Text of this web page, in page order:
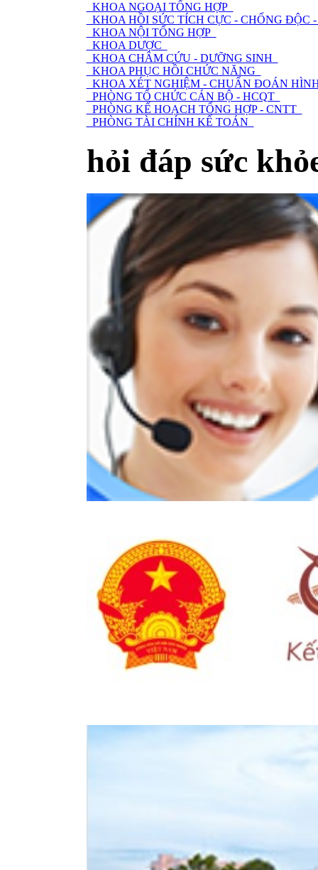
KHOA NGOẠI TỔNG HỢP
KHOA HỒI SỨC TÍCH CỰC - CHỐNG
KHOA NỘI TỔNG HỢP
KHOA DƯỢC
KHOA CHÂM CỨU - DƯỠNG SINH
KHOA PHỤC HỒI CHỨC NĂNG
KHOA XÉT NGHIỆM - CHUẨN ĐOÁN
PHÒNG TỔ CHỨC CÁN BỘ - HCQT
PHÒNG KẾ HOẠCH TỔNG HỢP - CNTT
PHÒNG TÀI CHÍNH KẾ TOÁN
hỏi đáp sức